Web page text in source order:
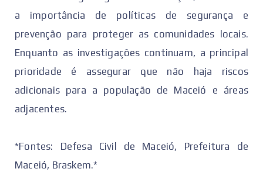
a importância de políticas de segurança e
prevenção para proteger as comunidades locais.
Enquanto as investigações continuam, a principal
prioridade é assegurar que não haja riscos
adicionais para a população de Maceió e áreas
adjacentes.
*Fontes: Defesa Civil de Maceió, Prefeitura de
Maceió, Braskem.*